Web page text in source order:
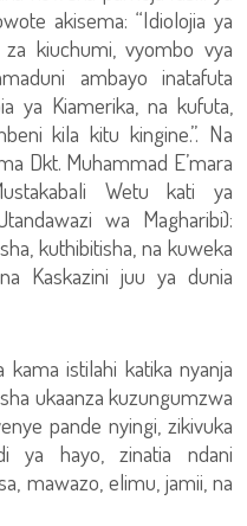
akisema: “Idiolojia ya
kiuchumi, vyombo vya
ambayo inatafuta
ya Kiamerika, na kufuta,
kila kitu kingine.”. Na
Dkt. Muhammad E’mara
Wetu kati ya
wa Magharibi):
kuthibitisha, na kuweka
Kaskazini juu ya dunia
kama istilahi katika nyanja
ukaanza kuzungumzwa
pande nyingi, zikivuka
ya hayo, zinatia ndani
mawazo, elimu, jamii, na